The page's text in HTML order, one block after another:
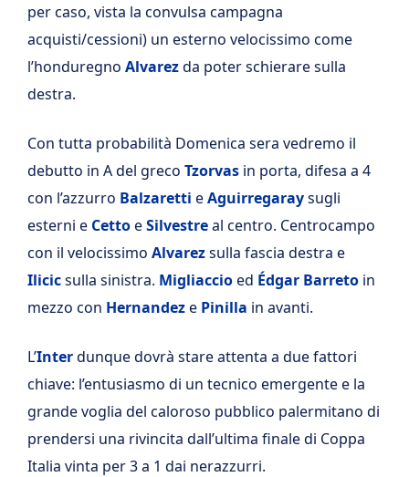
per caso, vista la convulsa campagna
acquisti/cessioni) un esterno velocissimo come
l’honduregno Alvarezda poter schierare sulla
destra.
Con tutta probabilità Domenica sera vedremo il
debutto in A del greco Tzorvas in porta, difesa a 4
con l’azzurro Balzaretti eAguirregaraysugli
esterni e CettoeSilvestreal centro. Centrocampo
con il velocissimo Alvarezsulla fascia destra e
Ilicicsulla sinistra. Migliaccioed Édgar Barreto in
mezzo con Hernandeze Pinilla in avanti.
L’Interdunque dovrà stare attenta a due fattori
chiave: l’entusiasmo di un tecnico emergente e la
grande voglia del caloroso pubblico palermitano di
prendersi una rivincita dall’ultima finale di Coppa
Italia vinta per 3 a 1 dai nerazzurri.